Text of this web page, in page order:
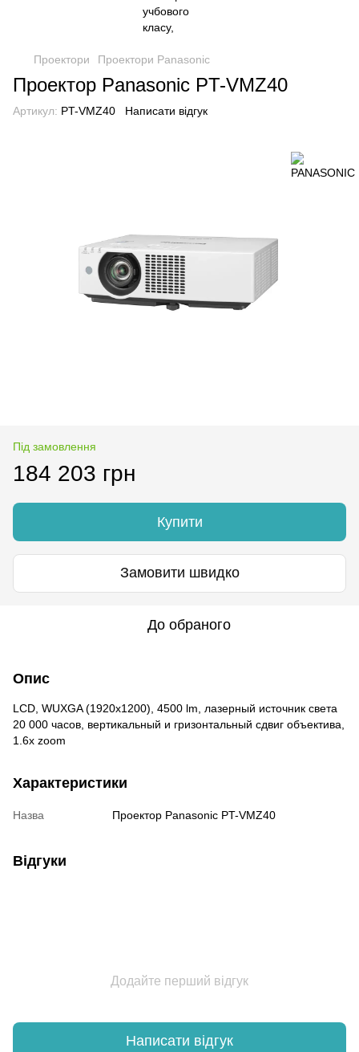
Проектори Проектори Panasonic
Проектор Panasonic PT-VMZ40
Артикул: PT-VMZ40 Написати відгук
Під замовлення
184 203 грн
Купити
Замовити швидко
До обраного
Опис
LCD, WUXGA (1920x1200), 4500 lm, лазерный иcточник света
20 000 часов, вертикальный и гризонтальный сдвиг объектива,
1.6х zoom
Характеристики
Назва Проектор Panasonic PT-VMZ40
Відгуки
Додайте перший відгук
Написати відгук